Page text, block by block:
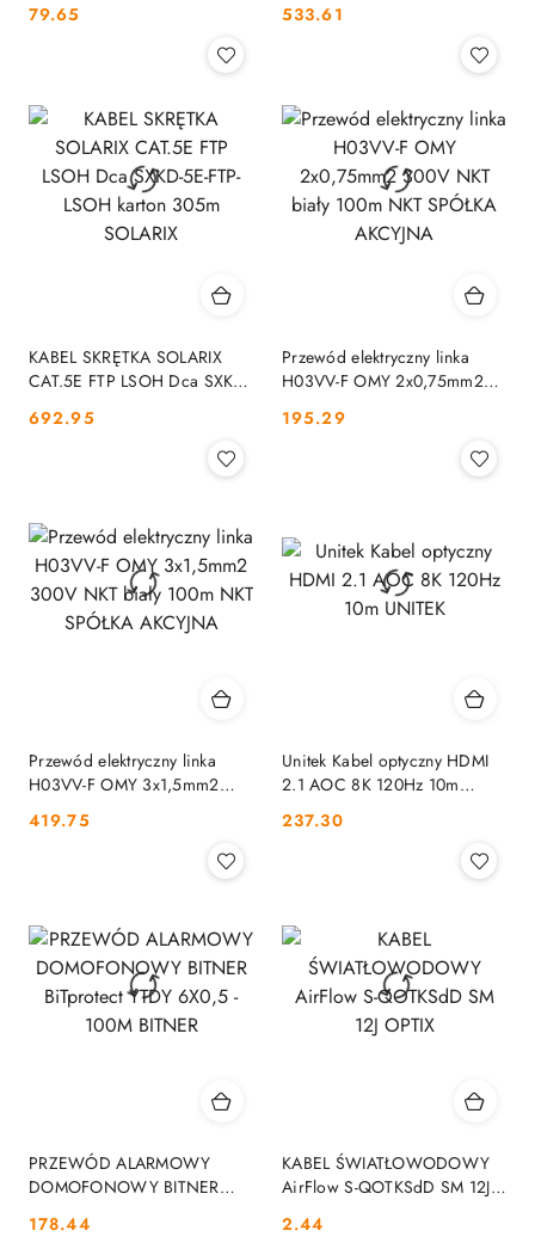
MERCOR
Cena:
79.65
CONOTECH
Cena:
533.61
KABEL SKRĘTKA SOLARIX
CAT.5E FTP LSOH Dca SXKD-
SOLARIX
Cena:
692.95
Przewód elektryczny linka
H03VV-F OMY 2x0,75mm2
SPÓŁKA AKCYJNA
Cena:
195.29
Przewód elektryczny linka
H03VV-F OMY 3x1,5mm2
SPÓŁKA AKCYJNA
Cena:
419.75
Unitek Kabel optyczny HDMI
2.1 AOC 8K 120Hz 10m
Cena:
237.30
PRZEWÓD ALARMOWY
DOMOFONOWY BITNER
BITNER
Cena:
178.44
KABEL ŚWIATŁOWODOWY
AirFlow S-QOTKSdD SM 12J
Cena:
2.44